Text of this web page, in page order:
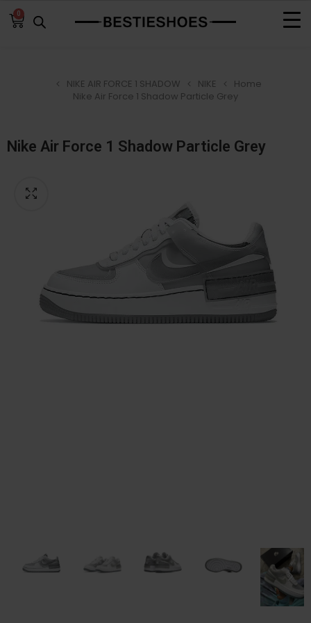
0
Home
NIKE
NIKE AIR FORCE 1 SHADOW
Nike Air Force 1 Shadow Particle Grey
Nike Air Force 1 Shadow Particle Grey